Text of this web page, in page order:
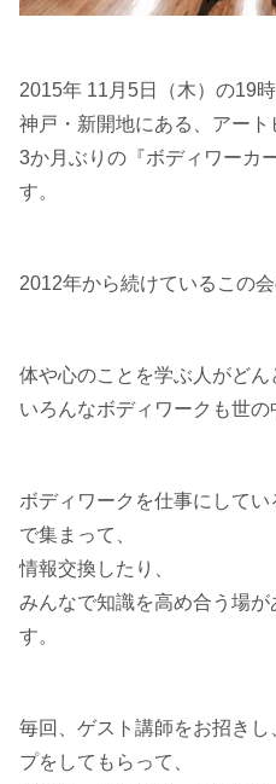
2015年 11月5日（木）の19時
神戸・新開地にある、アート
3か月ぶりの『ボディワーカ
す。
2012年から続けているこの会
体や心のことを学ぶ人がどん
いろんなボディワークも世の
ボディワークを仕事にして
で集まって、
情報交換したり、
みんなで知識を高め合う場
す。
毎回、ゲスト講師をお招き
プをしてもらって、